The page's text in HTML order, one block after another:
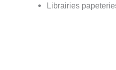
Librairies